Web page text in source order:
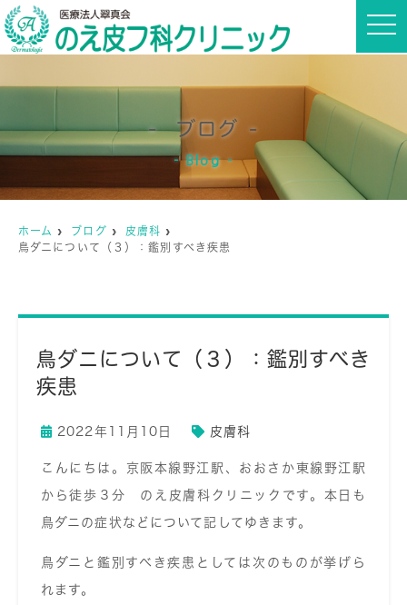
t
o
i
ブログ
Blog
ホーム ブログ
皮膚科
鳥ダニについて（３）：鑑別すべき疾患
鳥ダニについて（３）：鑑別すべき
疾患
2022年11月10日 皮膚科
こんにちは。京阪本線野江駅、おおさか東線野江駅
から徒歩３分 のえ皮膚科クリニックです。本日も
鳥ダニの症状などについて記してゆきます。
鳥ダニと鑑別すべき疾患としては次のものが挙げら
れます。